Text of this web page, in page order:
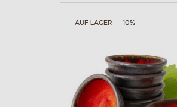
AUF LAGER -10%